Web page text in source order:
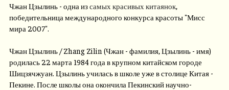
Чжан Цзылинь - одна изсамых красивых китаянок,
победительница международного конкурса красоты "Мисс
мира 2007".
Чжан Цзылинь / Zhang Zilin (Чжан - фамилия, Цзылинь - имя)
родилась 22 марта 1984 года в крупном китайском городе
Шицзячжуан. Цзылинь училась в школе уже в столице Китая -
Пекине. После школы она окончила Пекинский научно-